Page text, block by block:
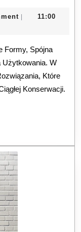
11:00
Formy, Spójna
Użytkowania. W
Które
Konserwacji.